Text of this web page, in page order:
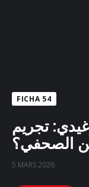
FICHA 54
تجريم
الصحفي؟
5 MARS 2026